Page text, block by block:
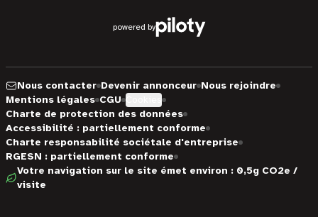
powered by
Nous contacter Devenir annonceur Nous rejoindre
Mentions légales CGU
Charte de protection des données
Accessibilité : partiellement conforme
Charte responsabilité sociétale d'entreprise
RGESN : partiellement conforme
Votre navigation sur le site émet environ : 0,5g CO2e /
visite